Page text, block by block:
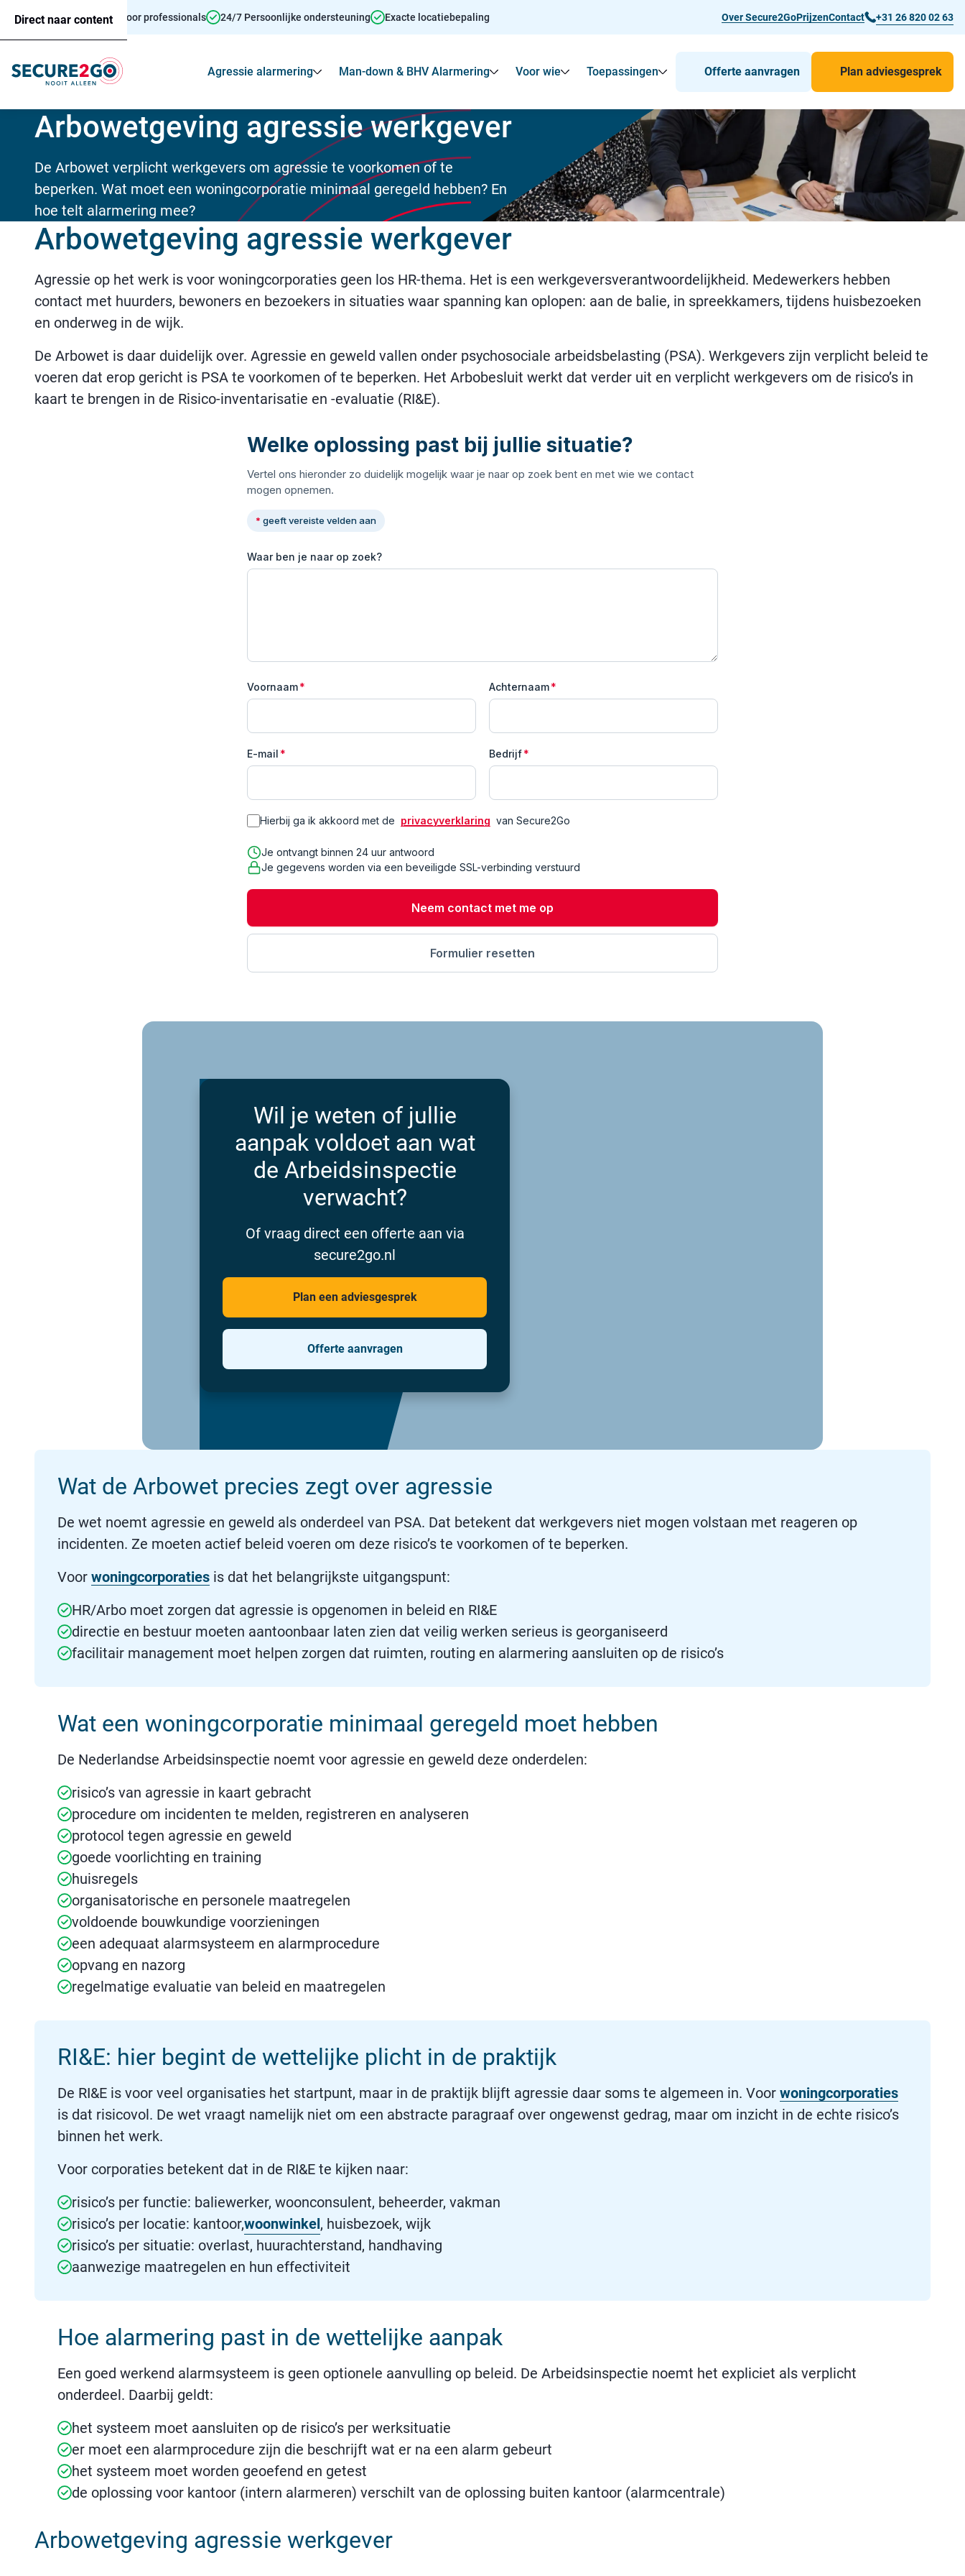
Direct naar content
Persoonsalarmering voor professionals 24/7 Persoonlijke ondersteuning Exacte locatiebepaling Over Secure2GoPrijzenContact +31 26 820 02 63
Agressie alarmering Toon Submenu voor Agressie alarmering
Man-down & BHV Alarmering Toon Submenu voor Man-down & BHV Alarmering
Voor wie Toon Submenu voor Voor wie
Toepassingen Toon Submenu voor Toepassingen
Offerte aanvragen Plan adviesgesprek
Arbowetgeving agressie werkgever
De Arbowet verplicht werkgevers om agressie te voorkomen of te
beperken. Wat moet een woningcorporatie minimaal geregeld hebben? En
hoe telt alarmering mee?
Arbowetgeving agressie werkgever
Agressie op het werk is voor woningcorporaties geen los HR-thema. Het is een werkgeversverantwoordelijkheid. Medewerkers hebben
contact met huurders, bewoners en bezoekers in situaties waar spanning kan oplopen: aan de balie, in spreekkamers, tijdens huisbezoeken
en onderweg in de wijk.
De Arbowet is daar duidelijk over. Agressie en geweld vallen onder psychosociale arbeidsbelasting (PSA). Werkgevers zijn verplicht beleid te
voeren dat erop gericht is PSA te voorkomen of te beperken. Het Arbobesluit werkt dat verder uit en verplicht werkgevers om de risico’s in
kaart te brengen in de Risico-inventarisatie en -evaluatie (RI&E).
Welke oplossing past bij jullie situatie?
Vertel ons hieronder zo duidelijk mogelijk waar je naar op zoek bent en met wie we contact
mogen opnemen.
* geeft vereiste velden aan
Waar ben je naar op zoek?
Voornaam* Achternaam*
E-mail * Bedrijf*
Hierbij ga ik akkoord met de privacyverklaring van Secure2Go
Je ontvangt binnen 24 uur antwoord
Je gegevens worden via een beveiligde SSL-verbinding verstuurd
Wil je weten of jullie
aanpak voldoet aan wat
de Arbeidsinspectie
verwacht?
Of vraag direct een offerte aan via
secure2go.nl
Plan een adviesgesprek
Offerte aanvragen
Wat de Arbowet precies zegt over agressie
De wet noemt agressie en geweld als onderdeel van PSA. Dat betekent dat werkgevers niet mogen volstaan met reageren op
incidenten. Ze moeten actief beleid voeren om deze risico’s te voorkomen of te beperken.
Voor woningcorporaties is dat het belangrijkste uitgangspunt:
HR/Arbo moet zorgen dat agressie is opgenomen in beleid en RI&E
directie en bestuur moeten aantoonbaar laten zien dat veilig werken serieus is georganiseerd
facilitair management moet helpen zorgen dat ruimten, routing en alarmering aansluiten op de risico’s
Wat een woningcorporatie minimaal geregeld moet hebben
De Nederlandse Arbeidsinspectie noemt voor agressie en geweld deze onderdelen:
risico’s van agressie in kaart gebracht
procedure om incidenten te melden, registreren en analyseren
protocol tegen agressie en geweld
goede voorlichting en training
huisregels
organisatorische en personele maatregelen
voldoende bouwkundige voorzieningen
een adequaat alarmsysteem en alarmprocedure
opvang en nazorg
regelmatige evaluatie van beleid en maatregelen
RI&E: hier begint de wettelijke plicht in de praktijk
De RI&E is voor veel organisaties het startpunt, maar in de praktijk blijft agressie daar soms te algemeen in. Voor woningcorporaties
is dat risicovol. De wet vraagt namelijk niet om een abstracte paragraaf over ongewenst gedrag, maar om inzicht in de echte risico’s
binnen het werk.
Voor corporaties betekent dat in de RI&E te kijken naar:
risico’s per functie: baliewerker, woonconsulent, beheerder, vakman
risico’s per locatie: kantoor,woonwinkel, huisbezoek, wijk
risico’s per situatie: overlast, huurachterstand, handhaving
aanwezige maatregelen en hun effectiviteit
Hoe alarmering past in de wettelijke aanpak
Een goed werkend alarmsysteem is geen optionele aanvulling op beleid. De Arbeidsinspectie noemt het expliciet als verplicht
onderdeel. Daarbij geldt:
het systeem moet aansluiten op de risico’s per werksituatie
er moet een alarmprocedure zijn die beschrijft wat er na een alarm gebeurt
het systeem moet worden geoefend en getest
de oplossing voor kantoor (intern alarmeren) verschilt van de oplossing buiten kantoor (alarmcentrale)
Arbowetgeving agressie werkgever